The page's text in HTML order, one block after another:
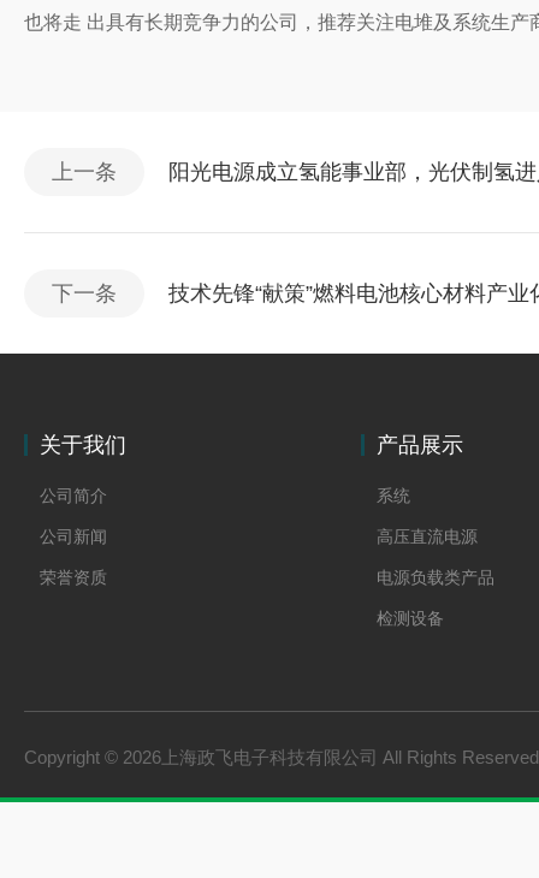
也将走 出具有长期竞争力的公司，推荐关注电堆及系统生
上一条 阳光电源成立氢能事业部，光伏制氢
下一条 技术先锋“献策”燃料电池核心材料产业
关于我们
公司简介
公司新闻
荣誉资质
产品展示
系统
高压直流电源
电源负载类产品
检测设备
Copyright © 2026上海政飞电子科技有限公司 All Rights